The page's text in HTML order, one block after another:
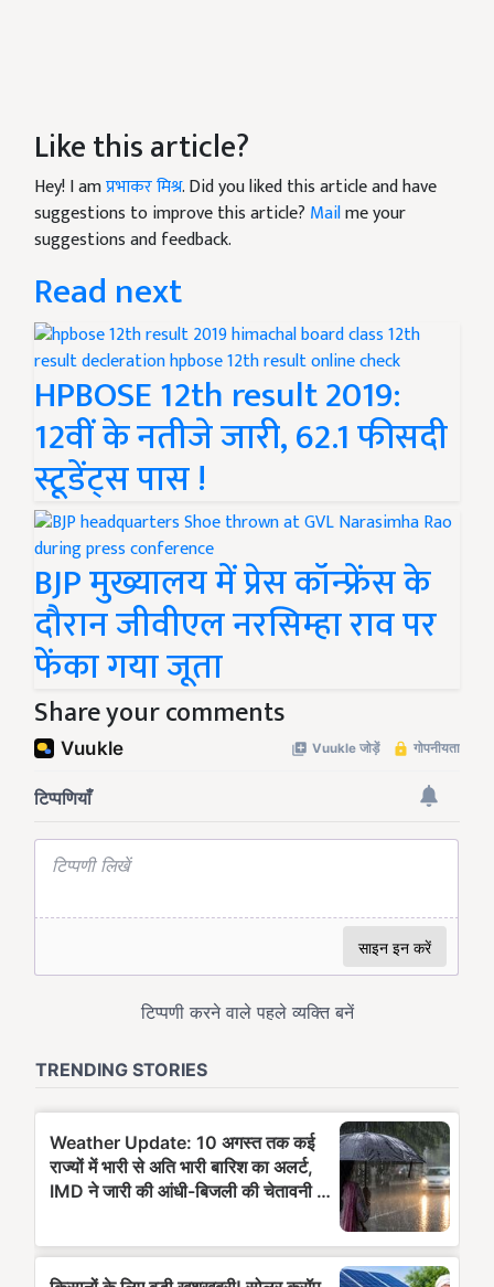
Like this article?
Hey! I amप्रभाकर मिश्र. Did you liked this article and have
suggestions to improve this article? Mailme your
suggestions and feedback.
Read next
HPBOSE 12th result 2019:
12वीं के नतीजे जारी, 62.1 फीसदी
स्टूडेंट्स पास !
BJP मुख्यालय में प्रेस कॉन्फ्रेंस के
दौरान जीवीएल नरसिम्हा राव पर
फेंका गया जूता
Share your comments